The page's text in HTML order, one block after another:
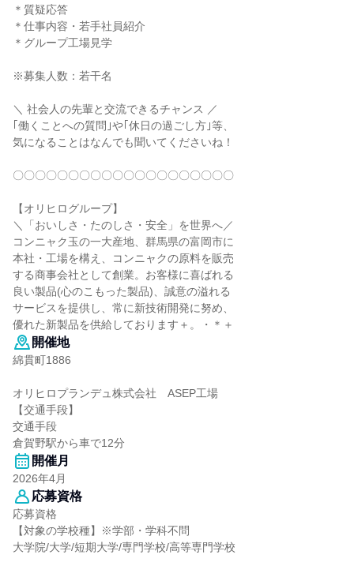
＊質疑応答
＊仕事内容・若手社員紹介
＊グループ工場見学
※募集人数：若干名
＼ 社会人の先輩と交流できるチャンス ／
｢働くことへの質問｣や｢休日の過ごし方｣等、
気になることはなんでも聞いてくださいね！
〇〇〇〇〇〇〇〇〇〇〇〇〇〇〇〇〇〇〇〇
【オリヒログループ】
＼「おいしさ・たのしさ・安全」を世界へ／
コンニャク玉の一大産地、群馬県の富岡市に
本社・工場を構え、コンニャクの原料を販売
する商事会社として創業。お客様に喜ばれる
良い製品(心のこもった製品)、誠意の溢れる
サービスを提供し、常に新技術開発に努め、
優れた新製品を供給しております＋。・＊＋
開催地
綿貫町1886
オリヒロプランデュ株式会社 ASEP工場
【交通手段】
交通手段
倉賀野駅から車で12分
開催月
2026年4月
応募資格
応募資格
【対象の学校種】※学部・学科不問
大学院/大学/短期大学/専門学校/高等専門学校